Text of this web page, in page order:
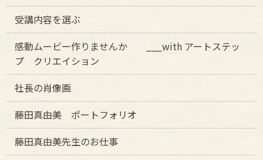
受講内容を選ぶ
感動ムービー作りませんか ___with アートステッ
プ クリエイション
社長の肖像画
藤田真由美 ポートフォリオ
藤田真由美先生のお仕事